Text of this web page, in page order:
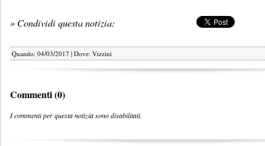
» Condividi questa notizia:
Quando: 04/03/2017 | Dove: Vizzini
Commenti (0)
I commenti per questa notizia sono disabilitati.